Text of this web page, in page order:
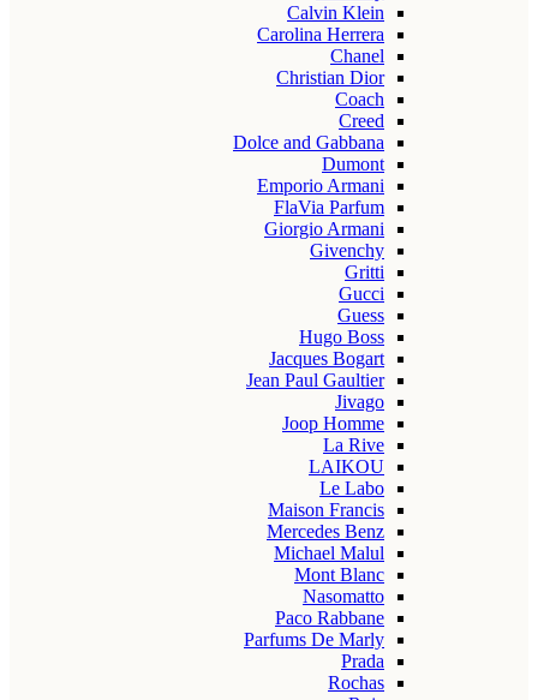
Calvin Klein
Carolina Herrera
Chanel
Christian Dior
Coach
Creed
Dolce and Gabbana
Dumont
Emporio Armani
FlaVia Parfum
Giorgio Armani
Givenchy
Gritti
Gucci
Guess
Hugo Boss
Jacques Bogart
Jean Paul Gaultier
Jivago
Joop Homme
La Rive
LAIKOU
Le Labo
Maison Francis
Mercedes Benz
Michael Malul
Mont Blanc
Nasomatto
Paco Rabbane
Parfums De Marly
Prada
Rochas